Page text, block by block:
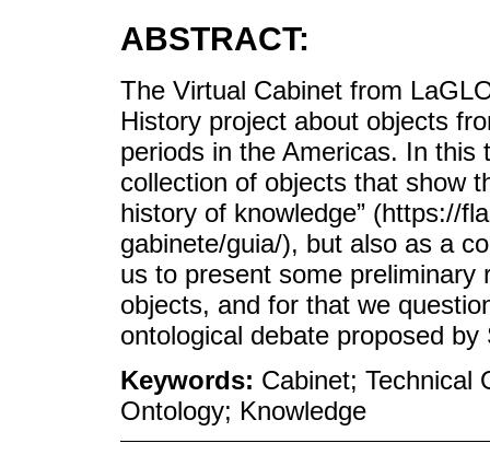
ABSTRACT:
The Virtual Cabinet from
History project about objects
periods in the Americas. In
collection of objects that show
history of knowledge” (https://
gabinete/guia/), but also as a
us to present some preliminary
objects, and for that we
ontological debate proposed
Keywords: Cabinet; Technical
Ontology; Knowledge